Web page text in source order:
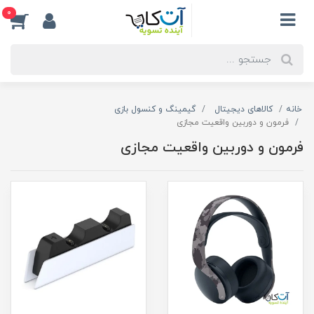
0
خانه کالاهای دیجیتال
گیمینگ و کنسول بازی
فرمون و دوربین واقعیت مجازی
فرمون و دوربین واقعیت مجازی